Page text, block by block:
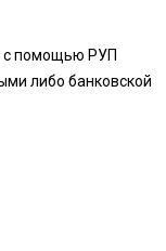
с помощью РУП
либо банковской